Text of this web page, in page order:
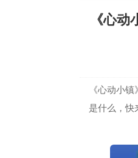
《心
《心动小
是什么，快